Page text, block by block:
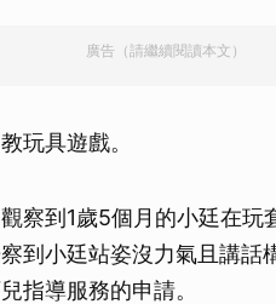
廣告（請繼續閱讀本文）
玩具遊戲。
察到1歲5個月的小廷在
到小廷站姿沒力氣且講話
指導服務的申請。